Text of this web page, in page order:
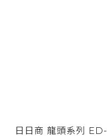
日日商 龍頭系列 ED-